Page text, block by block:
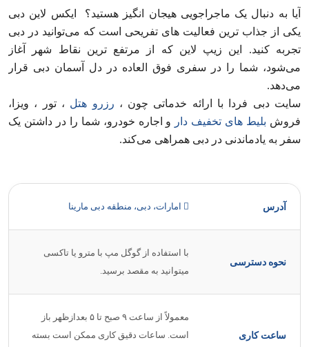
آیا به دنبال یک ماجراجویی هیجان‌ انگیز هستید؟ ایکس لاین دبی
یکی از جذاب‌ ترین فعالیت‌ های تفریحی است که می‌توانید در دبی
تجربه کنید. این زیپ لاین که از مرتفع‌ ترین نقاط شهر آغاز
می‌شود، شما را در سفری فوق‌ العاده در دل آسمان دبی قرار
می‌دهد.
سایت دبی فردا با ارائه خدماتی چون ، رزرو هتل ، تور ، ویزا،
فروش بلیط‌ های تخفیف‌ دار
و اجاره خودرو، شما را در داشتن یک
سفر به‌ یادماندنی در دبی همراهی می‌کند.
آدرس امارات، دبی، منطقه دبی مارینا
نحوه دسترسی
با استفاده از گوگل مپ با مترو یا تاکسی
میتوانید به مقصد برسید.
ساعت کاری
معمولاً از ساعت ۹ صبح تا ۵ بعدازظهر باز
است. ساعات دقیق کاری ممکن است بسته